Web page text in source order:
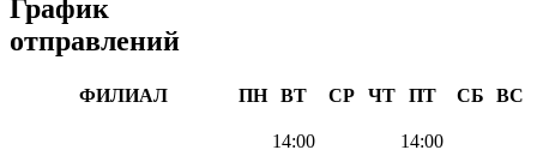
График
отправлений
ФИЛИАЛ ПН ВТ СР ЧТ ПТ СБ ВС
14:00
14:00